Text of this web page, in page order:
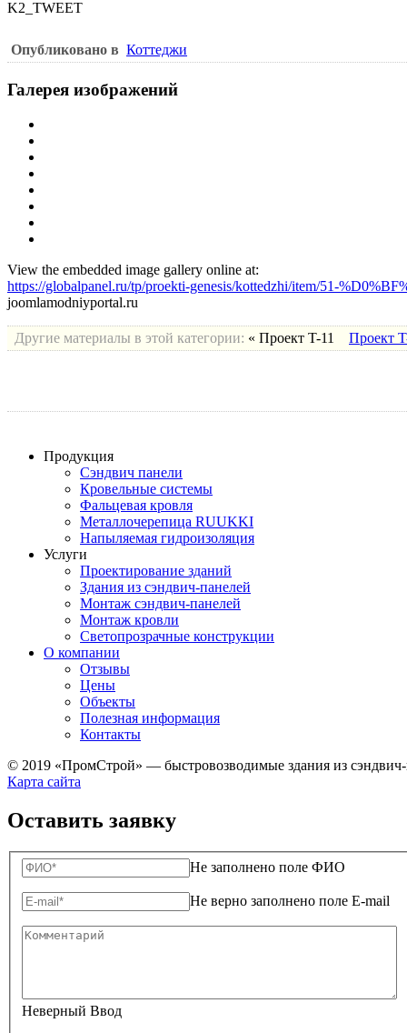
K2_TWEET
Опубликовано в Коттеджи
Галерея изображений
View the embedded image gallery online at:
https://globalpanel.ru/tp/proekti-genesis/kottedzhi/item/51-
joomlamodniyportal.ru
Другие материалы в этой категории: « Проект T-11 Проект
Продукция
Сэндвич панели
Кровельные системы
Фальцевая кровля
Металлочерепица RUUKKI
Напыляемая гидроизоляция
Услуги
Проектирование зданий
Здания из сэндвич-панелей
Монтаж сэндвич-панелей
Монтаж кровли
Светопрозрачные конструкции
О компании
Отзывы
Цены
Объекты
Полезная информация
Контакты
© 2019 «ПромСтрой» — быстровозводимые здания из
Карта сайта
Оставить заявку
Не заполнено поле ФИО
Не верно заполнено поле E-mail
Неверный Ввод